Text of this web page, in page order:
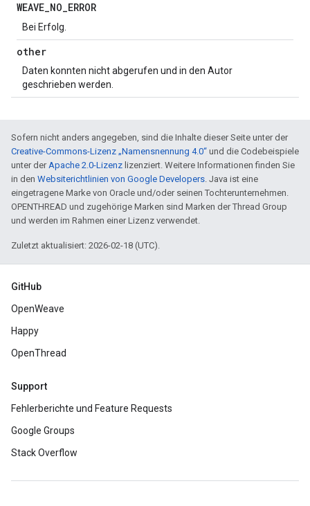
WEAVE_NO_ERROR
Bei Erfolg.
other
Daten konnten nicht abgerufen und in den Autor
geschrieben werden.
Sofern nicht anders angegeben, sind die Inhalte dieser Seite unter der
Creative-Commons-Lizenz „Namensnennung 4.0“ und die Codebeispiele
unter derApache 2.0-Lizenz lizenziert. Weitere Informationen finden Sie
in den Websiterichtlinien von Google Developers. Java ist eine
eingetragene Marke von Oracle und/oder seinen Tochterunternehmen.
OPENTHREAD und zugehörige Marken sind Marken der Thread Group
und werden im Rahmen einer Lizenz verwendet.
Zuletzt aktualisiert: 2026-02-18 (UTC).
GitHub
OpenWeave
Happy
OpenThread
Support
Fehlerberichte und Feature Requests
Google Groups
Stack Overflow